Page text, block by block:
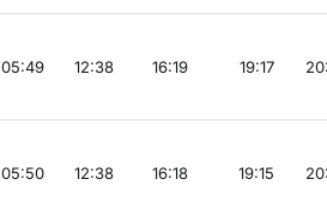
05:49 12:38 16:19 19:17
05:50 12:38 16:18 19:15